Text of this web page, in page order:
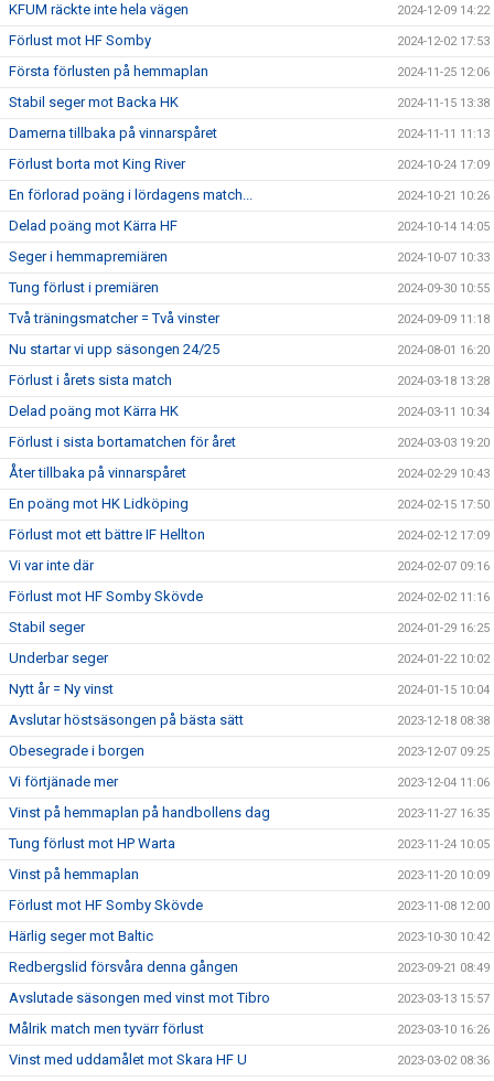
KFUM räckte inte hela vägen 2024-12-09 14:22
Förlust mot HF Somby 2024-12-02 17:53
Första förlusten på hemmaplan 2024-11-25 12:06
Stabil seger mot Backa HK 2024-11-15 13:38
Damerna tillbaka på vinnarspåret 2024-11-11 11:13
Förlust borta mot King River 2024-10-24 17:09
En förlorad poäng i lördagens match... 2024-10-21 10:26
Delad poäng mot Kärra HF 2024-10-14 14:05
Seger i hemmapremiären 2024-10-07 10:33
Tung förlust i premiären 2024-09-30 10:55
Två träningsmatcher = Två vinster 2024-09-09 11:18
Nu startar vi upp säsongen 24/25 2024-08-01 16:20
Förlust i årets sista match 2024-03-18 13:28
Delad poäng mot Kärra HK 2024-03-11 10:34
Förlust i sista bortamatchen för året 2024-03-03 19:20
Åter tillbaka på vinnarspåret 2024-02-29 10:43
En poäng mot HK Lidköping 2024-02-15 17:50
Förlust mot ett bättre IF Hellton 2024-02-12 17:09
Vi var inte där 2024-02-07 09:16
Förlust mot HF Somby Skövde 2024-02-02 11:16
Stabil seger 2024-01-29 16:25
Underbar seger 2024-01-22 10:02
Nytt år = Ny vinst 2024-01-15 10:04
Avslutar höstsäsongen på bästa sätt 2023-12-18 08:38
Obesegrade i borgen 2023-12-07 09:25
Vi förtjänade mer 2023-12-04 11:06
Vinst på hemmaplan på handbollens dag 2023-11-27 16:35
Tung förlust mot HP Warta 2023-11-24 10:05
Vinst på hemmaplan 2023-11-20 10:09
Förlust mot HF Somby Skövde 2023-11-08 12:00
Härlig seger mot Baltic 2023-10-30 10:42
Redbergslid försvåra denna gången 2023-09-21 08:49
Avslutade säsongen med vinst mot Tibro 2023-03-13 15:57
Målrik match men tyvärr förlust 2023-03-10 16:26
Vinst med uddamålet mot Skara HF U 2023-03-02 08:36